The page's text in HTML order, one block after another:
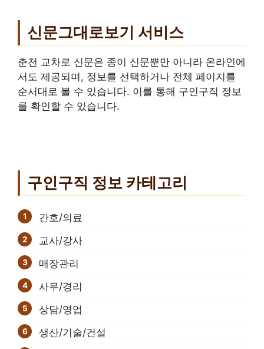
신문그대로보기 서비스
춘천 교차로 신문은 종이 신문뿐만 아니라 온라인에
서도 제공되며, 정보를 선택하거나 전체 페이지를
순서대로 볼 수 있습니다. 이를 통해 구인구직 정보
를 확인할 수 있습니다.
구인구직 정보 카테고리
간호/의료
교사/강사
매장관리
사무/경리
상담/영업
생산/기술/건설